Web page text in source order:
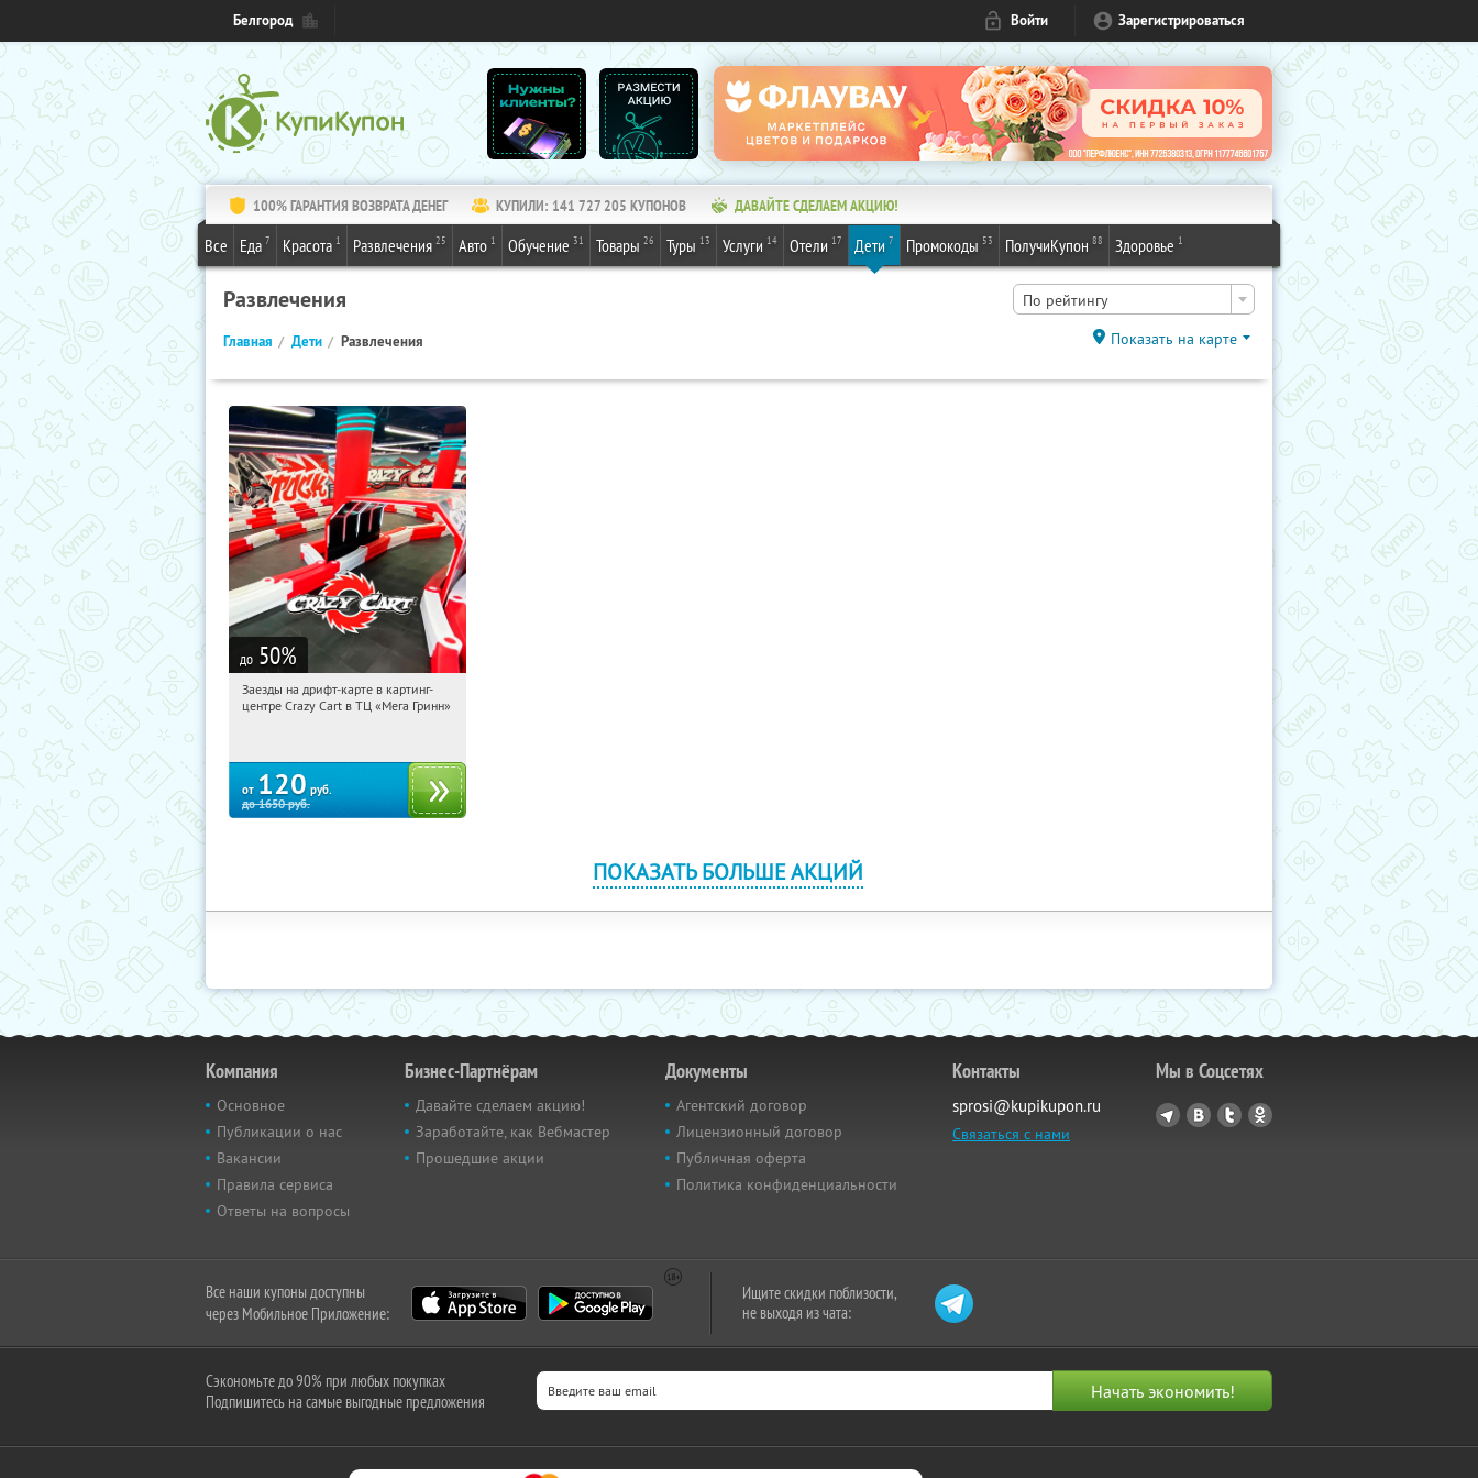
Белгород Войти Зарегистрироваться
100% ГАРАНТИЯ ВОЗВРАТА ДЕНЕГ КУПИЛИ: 141 727 205 КУПОНОВ ДАВАЙТЕ СДЕЛАЕМ АКЦИЮ!
Все Еда 7 Красота 1 Развлечения 25 Авто 1 Обучение 31 Товары 26 Туры 13 Услуги 14 Отели 17 Дети 7 Промокоды 53 ПолучиКупон 88 Здоровье 1
Развлечения По рейтингу
Главная Дети Развлечения Показать на карте
до 50%
10:43:46 Купили:
Заезды на дрифт-карте в картинг-
центре Crazy Cart в ТЦ «Мега Гринн»
от 120 руб.
до1650руб.
ПОКАЗАТЬ БОЛЬШЕ АКЦИЙ
Компания
Основное
Публикации о нас
Вакансии
Правила сервиса
Ответы на вопросы
Бизнес-Партнёрам
Давайте сделаем акцию!
Заработайте, как Вебмастер
Прошедшие акции
Документы
Агентский договор
Лицензионный договор
Публичная оферта
Политика конфиденциальности
Контакты
sprosi@kupikupon.ru
Связаться с нами
Мы в Соцсетях
Все наши купоны доступны
через Мобильное Приложение:
Ищите скидки поблизости,
не выходя из чата:
Сэкономьте до 90% при любых покупках
Подпишитесь на самые выгодные предложения